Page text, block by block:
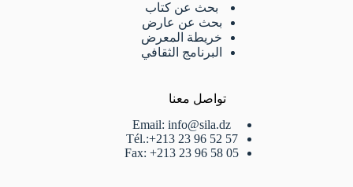
بحث عن كتاب
بحث عن عارض
خريطة المعرض
البرنامج الثقافي
تواصل معنا
Email: info@sila.dz
Tél.:+213 23 96 52 57
Fax: +213 23 96 58 05